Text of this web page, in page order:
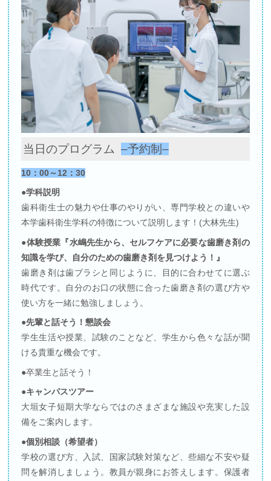
当日のプログラム–予約制–
10：00～12：30
●学科説明
歯科衛生士の魅力や仕事のやりがい、専門学校との違いや
本学歯科衛生学科の特徴について説明します！(大林先生)
●体験授業『水嶋先生から、セルフケアに必要な歯磨き剤の
知識を学び、自分のための歯磨き剤を見つけよう！』
歯磨き剤は歯ブラシと同じように、目的に合わせてに選ぶ
時代です。自分のお口の状態に合った歯磨き剤の選び方や
使い方を一緒に勉強しましょう。
●先輩と話そう！懇談会
学生生活や授業、試験のことなど、学生から色々な話が聞
ける貴重な機会です。
●卒業生と話そう！
●キャンパスツアー
大垣女子短期大学ならではのさまざまな施設や充実した設
備をご案内します。
●個別相談（希望者）
学校の選び方、入試、国家試験対策など、些細な不安や疑
問を解消しましょう。教員が親身にお答えします。保護者